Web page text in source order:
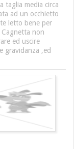
taglia media circa
ad un occhietto
letto bene per
non
ed uscire
gravidanza ,ed